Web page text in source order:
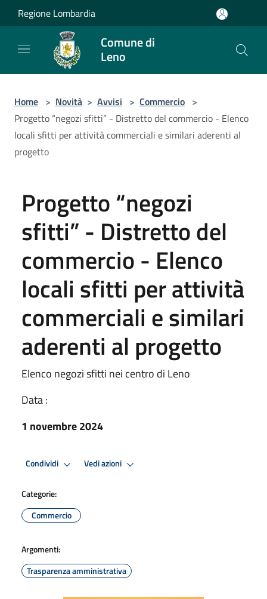
Salta al contenuto principale
Regione Lombardia
Comune di
Leno
Home > Novità > Avvisi > Commercio >
Progetto “negozi sfitti” - Distretto del commercio - Elenco
locali sfitti per attività commerciali e similari aderenti al
progetto
Progetto “negozi
sfitti” - Distretto del
commercio - Elenco
locali sfitti per attività
commerciali e similari
aderenti al progetto
Elenco negozi sfitti nei centro di Leno
Data :
1 novembre 2024
Condividi Vedi azioni
Categorie:
Commercio
Argomenti:
Trasparenza amministrativa